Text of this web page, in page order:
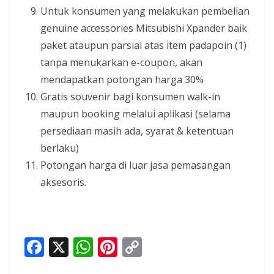
Untuk konsumen yang melakukan pembelian
genuine accessories Mitsubishi Xpander baik
paket ataupun parsial atas item padapoin (1)
tanpa menukarkan e-coupon, akan
mendapatkan potongan harga 30%
Gratis souvenir bagi konsumen walk-in
maupun booking melalui aplikasi (selama
persediaan masih ada, syarat & ketentuan
berlaku)
Potongan harga di luar jasa pemasangan
aksesoris.
F
ac
X W
h
Pi
nt